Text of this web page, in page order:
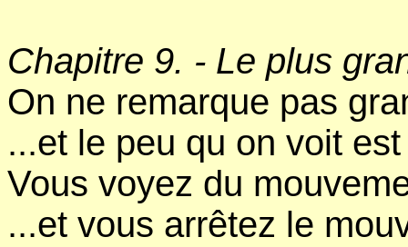
Chapitre 9. - Le plus
On ne remarque pas
...et le peu qu on voit
Vous voyez du
...et vous arrêtez le